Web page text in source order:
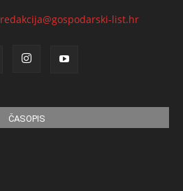
redakcija@gospodarski-list.hr
ČASOPIS